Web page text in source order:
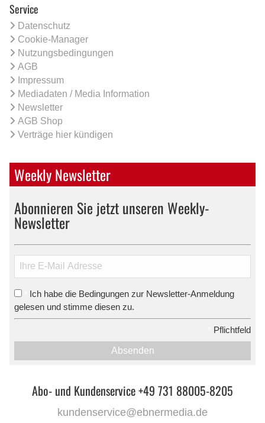
Service
Datenschutz
Cookie-Manager
Nutzungsbedingungen
AGB
Impressum
Mediadaten / Media Information
Newsletter
AGB Shop
Verträge hier kündigen
Weekly Newsletter
Abonnieren Sie jetzt unseren Weekly-
Newsletter
Ich habe die Bedingungen zur Newsletter-Anmeldung
gelesen und stimme diesen zu.
Pflichtfeld
Absenden
Abo- und Kundenservice +49 731 88005-8205
kundenservice@ebnermedia.de